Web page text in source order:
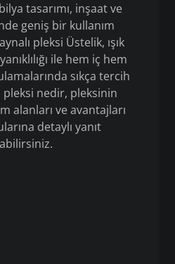
tasarımı, inşaat ve
geniş bir kullanım
pleksi Üstelik, ışık
ile hem iç hem
sıkça tercih
pleksi nedir, pleksinin
alanları ve avantajları
detaylı yanıt